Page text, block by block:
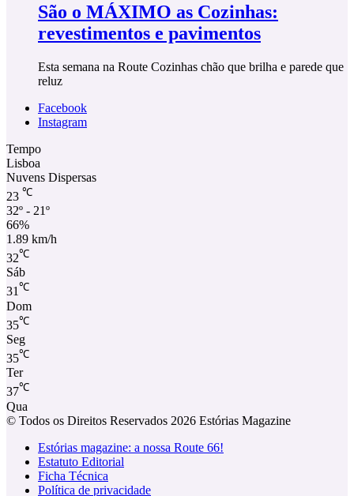
São o MÁXIMO as Cozinhas:
revestimentos e pavimentos
Esta semana na Route Cozinhas chão que brilha e parede que
reluz
Facebook
Instagram
Tempo
Lisboa
Nuvens Dispersas
23 ℃
32º - 21º
66%
1.89 km/h
32℃
Sáb
31℃
Dom
35℃
Seg
35℃
Ter
37℃
Qua
© Todos os Direitos Reservados 2026 Estórias Magazine
Estórias magazine: a nossa Route 66!
Estatuto Editorial
Ficha Técnica
Política de privacidade